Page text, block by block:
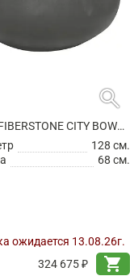
search
КАШПО FIBERSTONE CITY BOWL L GREY
128 см.
68 см.
ожидается 13.08.26г.
324 675 ₽
shopping_cart